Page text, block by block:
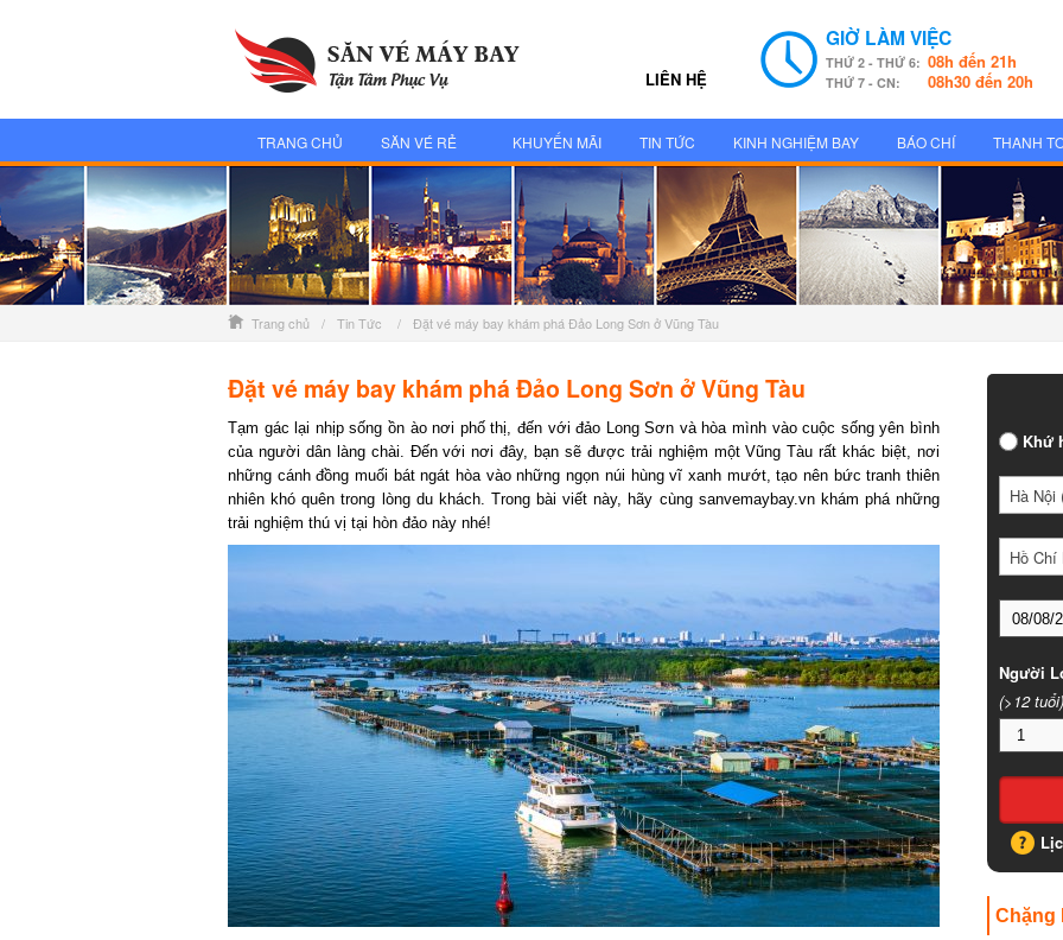
LIÊN HỆ
GIỜ LÀM VIỆC
THỨ 2 - THỨ 6:08h đến 21h
THỨ 7 - CN: 08h30 đến 20h
TRANG CHỦ SĂN VÉ RẺ KHUYẾN MÃI TIN TỨC KINH NGHIỆM BAY BÁO CHÍ THANH
Trang chủ / Tin Tức / Đặt vé máy bay khám phá Đảo Long Sơn ở Vũng Tàu
Đặt vé máy bay khám phá Đảo Long Sơn ở Vũng Tàu
Tạm gác lại nhịp sống ồn ào nơi phố thị, đến với đảo Long Sơn và hòa mình vào cuộc sống yên bình
của người dân làng chài. Đến với nơi đây, bạn sẽ được trải nghiệm một Vũng Tàu rất khác biệt, nơi
những cánh đồng muối bát ngát hòa vào những ngọn núi hùng vĩ xanh mướt, tạo nên bức tranh thiên
nhiên khó quên trong lòng du khách. Trong bài viết này, hãy cùng sanvemaybay.vn khám phá những
trải nghiệm thú vị tại hòn đảo này nhé!
Khứ
Hà Nội
Hồ Chí
Người
(>12 tuổi)
Chặng